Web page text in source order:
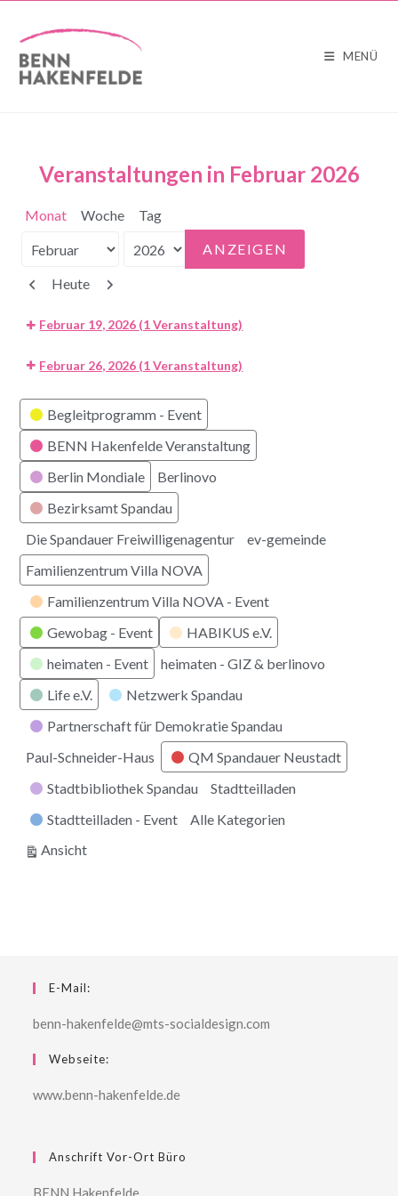
MENÜ
Veranstaltungen in Februar 2026
Monat Woche Tag
Monat
Jahr
Zurück
Heute Weiter
Februar 19, 2026 (1 Veranstaltung)
Februar 26, 2026 (1 Veranstaltung)
Kategorien
Begleitprogramm - Event
BENN Hakenfelde Veranstaltung
Berlin Mondiale
Berlinovo
Bezirksamt Spandau
Die Spandauer Freiwilligenagentur
ev-gemeinde
Familienzentrum Villa NOVA
Familienzentrum Villa NOVA - Event
Gewobag - Event
HABIKUS e.V.
heimaten - Event
heimaten - GIZ & berlinovo
Life e.V.
Netzwerk Spandau
Partnerschaft für Demokratie Spandau
Paul-Schneider-Haus
QM Spandauer Neustadt
Stadtbibliothek Spandau
Stadtteilladen
Stadtteilladen - Event
Alle Kategorien
Ansichtausdrucken
E-Mail:
benn-hakenfelde@mts-socialdesign.com
Webseite:
www.benn-hakenfelde.de
Anschrift Vor-Ort Büro
BENN Hakenfelde